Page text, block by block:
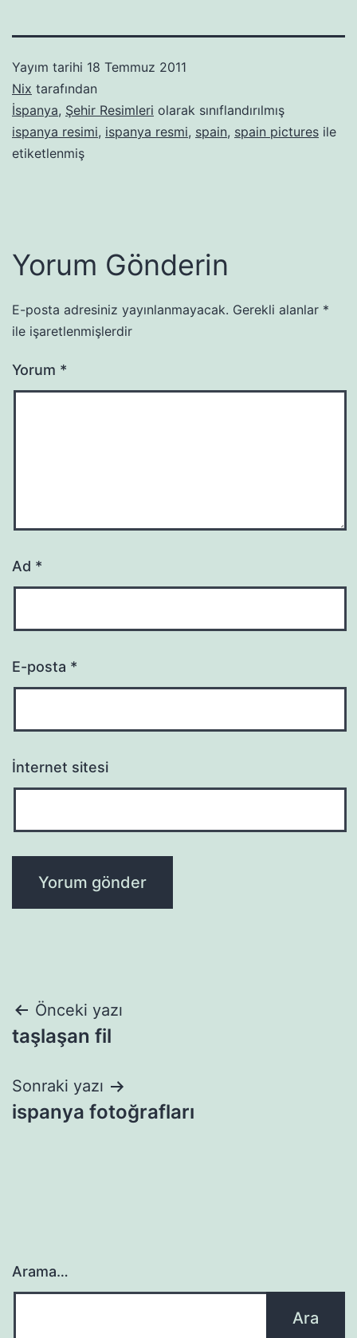
Yayım tarihi 18 Temmuz 2011
Nix tarafından
İspanya, Şehir Resimleri olarak sınıflandırılmış
ispanya resimi, ispanya resmi, spain, spain pictures ile
etiketlenmiş
Yorum Gönderin
E-posta adresiniz yayınlanmayacak. Gerekli alanlar *
ile işaretlenmişlerdir
Yorum *
Ad *
E-posta *
İnternet sitesi
Yazı
gezinmesi
Önceki yazı
taşlaşan fil
Sonraki yazı
ispanya fotoğrafları
Arama…